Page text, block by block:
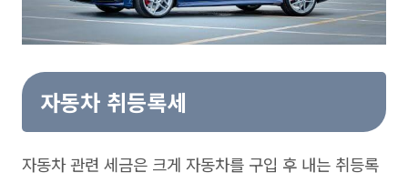
자동차 취등록세
자동차 관련 세금은 크게 자동차를 구입 후 내는 취등록